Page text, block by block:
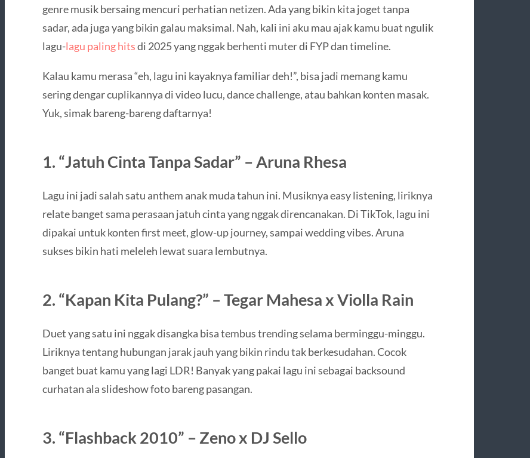
genre musik bersaing mencuri perhatian netizen. Ada yang bikin kita joget tanpa
sadar, ada juga yang bikin galau maksimal. Nah, kali ini aku mau ajak kamu buat ngulik
lagu-lagu paling hitsdi 2025 yang nggak berhenti muter di FYP dan timeline.
Kalau kamu merasa “eh, lagu ini kayaknya familiar deh!”, bisa jadi memang kamu
sering dengar cuplikannya di video lucu, dance challenge, atau bahkan konten masak.
Yuk, simak bareng-bareng daftarnya!
1. “Jatuh Cinta Tanpa Sadar” – Aruna Rhesa
Lagu ini jadi salah satu anthem anak muda tahun ini. Musiknya easy listening, liriknya
relate banget sama perasaan jatuh cinta yang nggak direncanakan. Di TikTok, lagu ini
dipakai untuk konten first meet, glow-up journey, sampai wedding vibes. Aruna
sukses bikin hati meleleh lewat suara lembutnya.
2. “Kapan Kita Pulang?” – Tegar Mahesa x Violla Rain
Duet yang satu ini nggak disangka bisa tembus trending selama berminggu-minggu.
Liriknya tentang hubungan jarak jauh yang bikin rindu tak berkesudahan. Cocok
banget buat kamu yang lagi LDR! Banyak yang pakai lagu ini sebagai backsound
curhatan ala slideshow foto bareng pasangan.
3. “Flashback 2010” – Zeno x DJ Sello